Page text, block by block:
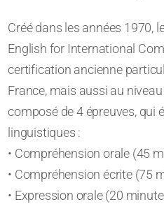
Créé dans les années 1970,
English for International
certification ancienne
France, mais aussi au
composé de 4 épreuves, qui
linguistiques :
• Compréhension orale (45
• Compréhension écrite (75
• Expression orale (20